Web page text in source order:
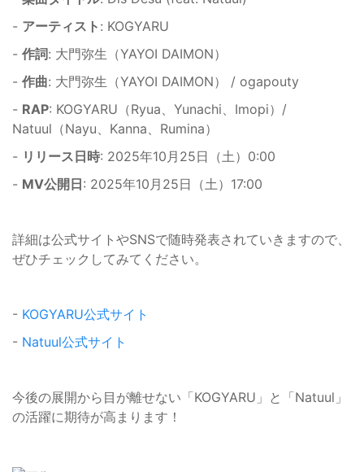
- アーティスト : KOGYARU
- 作詞: 大門弥生（YAYOI DAIMON）
- 作曲: 大門弥生（YAYOI DAIMON） / ogapouty
- RAP: KOGYARU（Ryua、Yunachi、Imopi）/
Natuul（Nayu、Kanna、Rumina）
- リリース日時: 2025年10月25日（土）0:00
- MV公開日 : 2025年10月25日（土）17:00
詳細は公式サイトやSNSで随時発表されていきますので、
ぜひチェックしてみてください。
- KOGYARU公式サイト
- Natuul公式サイト
今後の展開から目が離せない「KOGYARU」と「Natuul」
の活躍に期待が高まります！